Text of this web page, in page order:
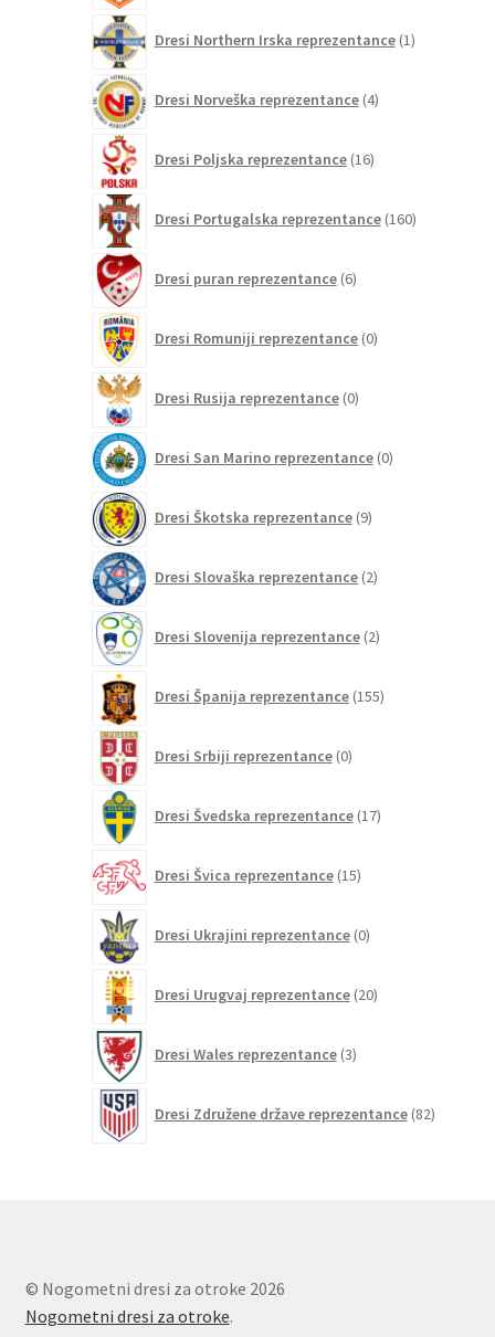
Dresi Northern Irska reprezentance 1izdelek
Dresi Norveška reprezentance 4izdelki
Dresi Poljska reprezentance 16izdelkov
Dresi Portugalska reprezentance 160izdelkov
Dresi puran reprezentance 6izdelkov
Dresi Romuniji reprezentance 0izdelkov
Dresi Rusija reprezentance 0izdelkov
Dresi San Marino reprezentance 0izdelkov
Dresi Škotska reprezentance 9izdelkov
Dresi Slovaška reprezentance 2izdelka
Dresi Slovenija reprezentance 2izdelka
Dresi Španija reprezentance 155izdelkov
Dresi Srbiji reprezentance 0izdelkov
Dresi Švedska reprezentance 17izdelkov
Dresi Švica reprezentance 15izdelkov
Dresi Ukrajini reprezentance 0izdelkov
Dresi Urugvaj reprezentance 20izdelkov
Dresi Wales reprezentance 3izdelki
Dresi Združene države reprezentance 82izdelkov
© Nogometni dresi za otroke 2026
Nogometni dresi za otroke.